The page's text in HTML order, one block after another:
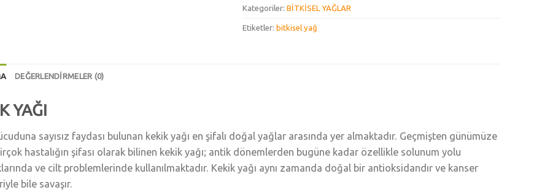
Kategoriler: BİTKİSEL YAĞLAR
Etiketler: bitkisel yağ
DEĞERLENDIRMELER (0)
YAĞI
sayısız faydası bulunan kekik yağı en şifalı doğal yağlar arasında yer almaktadır. Geçmişten günümüze
hastalığın şifası olarak bilinen kekik yağı; antik dönemlerden bugüne kadar özellikle solunum yolu
ve cilt problemlerinde kullanılmaktadır. Kekik yağı aynı zamanda doğal bir antioksidandır ve kanser
bile savaşır.